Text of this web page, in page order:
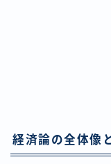
経済論の全体像